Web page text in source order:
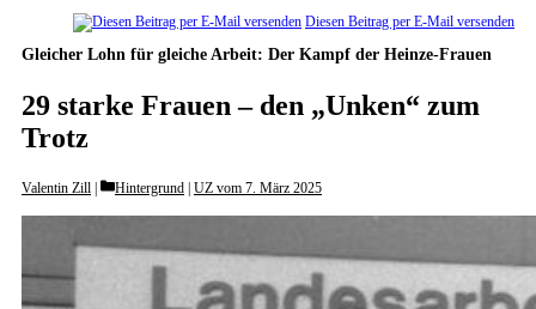
Diesen Beitrag per E-Mail versenden
Gleicher Lohn für gleiche Arbeit: Der Kampf der Heinze-Frauen
29 starke Frauen – den „Unken“ zum
Trotz
Valentin Zill Categories
Hintergrund UZ vom 7. März 2025